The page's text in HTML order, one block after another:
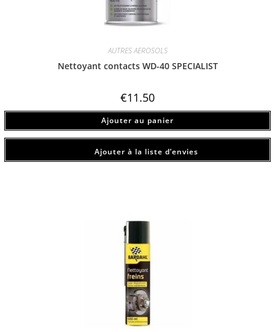
AUTRES AEROSOLS
Nettoyant contacts WD-40 SPECIALIST
€11.50
Ajouter au panier
Ajouter à la liste d’envies